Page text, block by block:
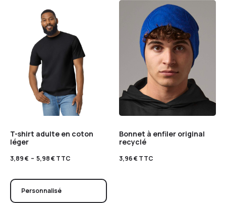
T-shirt adulte en coton
léger
3,89€ – 5,98€TTC
Personnalisé
Bonnet à enfiler original
recyclé
3,96€TTC